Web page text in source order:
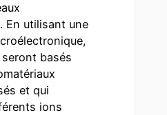
En utilisant une
basés
et qui
ions